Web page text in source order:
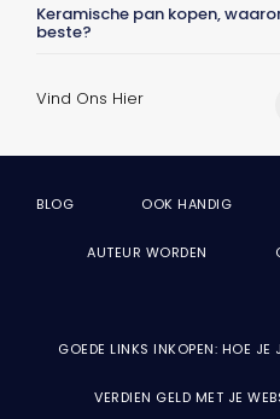
Keramische pan kopen,
beste?
Vind Ons Hier
BLOG OOK HANDIG
AUTEUR WORDEN
GOEDE LINKS INKOPEN: HOE JE
VERDIEN GELD MET JE